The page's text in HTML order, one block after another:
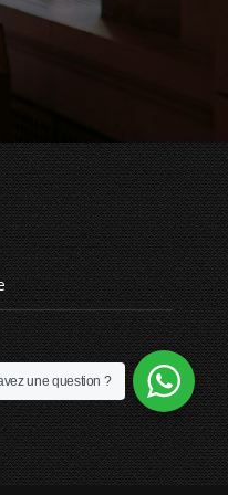
une question ?